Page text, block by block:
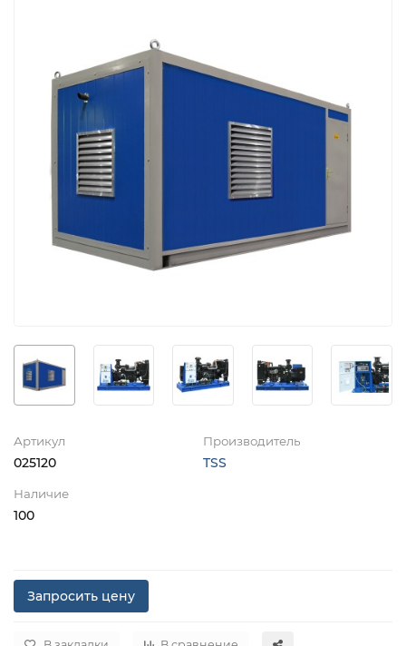
Артикул
025120
Производитель
TSS
Наличие
100
Запросить цену